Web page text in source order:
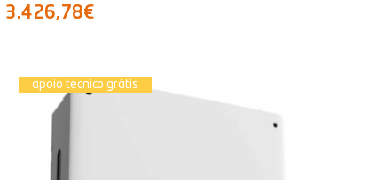
3.426,78€
apoio técnico grátis